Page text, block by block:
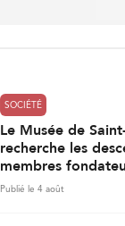
recherche les
SOCIÉTÉ
Retrouver
parc national du
Publié le 4 août